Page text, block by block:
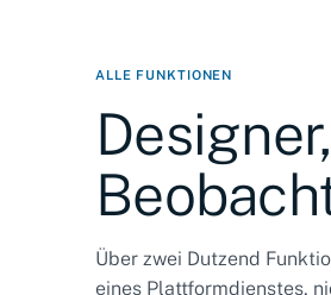
ALLE FUNKTIONEN
Über zwei Dutzend
eines Plattformdienstes,